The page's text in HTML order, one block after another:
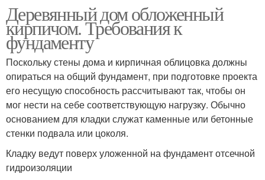
Деревянный дом обложенный
кирпичом. Требования к
фундаменту
Поскольку стены дома и кирпичная облицовка должны
опираться на общий фундамент, при подготовке проекта
его несущую способность рассчитывают так, чтобы он
мог нести на себе соответствующую нагрузку. Обычно
основанием для кладки служат каменные или бетонные
стенки подвала или цоколя.
Кладку ведут поверх уложенной на фундамент отсечной
гидроизоляции